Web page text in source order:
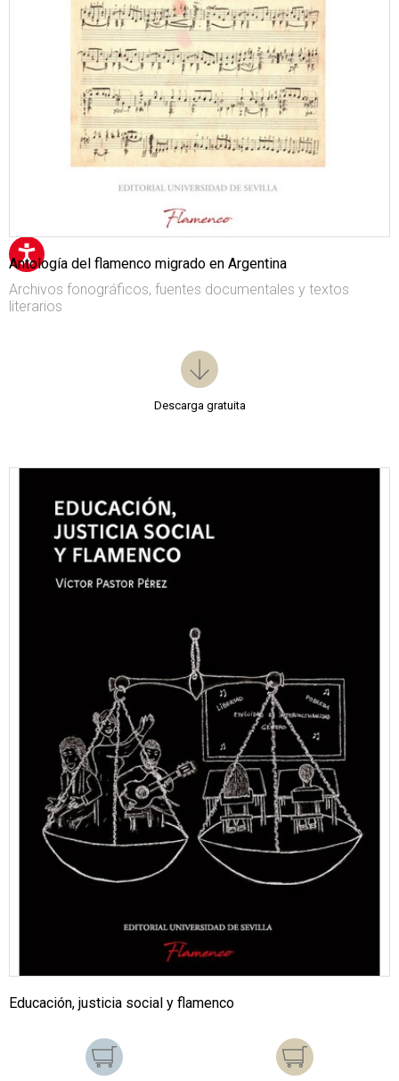
Antología del flamenco migrado en Argentina
Archivos fonográficos, fuentes documentales y textos
literarios
Descarga gratuita
Educación, justicia social y flamenco